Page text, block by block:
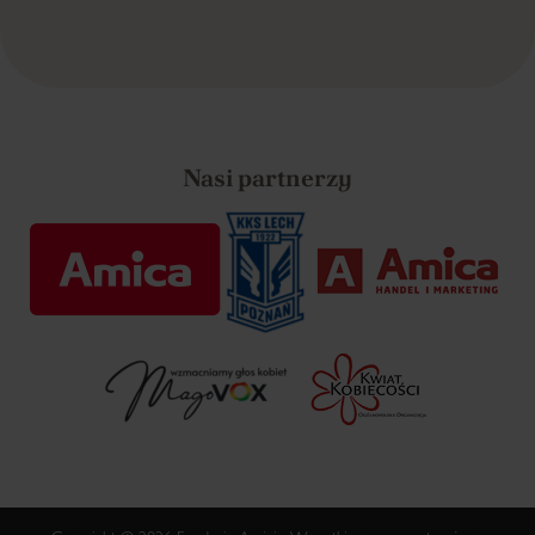
Nasi partnerzy